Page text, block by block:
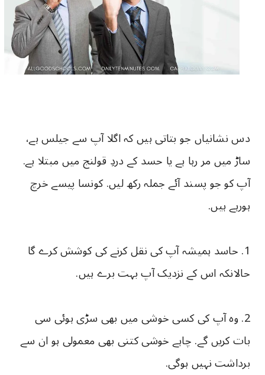
دس نشانیاں جو بتاتی ہیں کہ اگلا آپ سے جیلس ہے،
ساڑ میں مر رہا ہے یا حسد کے دردِ قولنج میں مبتلا ہے.
آپ کو جو پسند آئے جملہ رکھ لیں. کونسا پیسے خرچ
ہورہے ہیں.
1. حاسد ہمیشہ آپ کی نقل کرنے کی کوشش کرے گا
حالانکہ اس کے نزدیک آپ بہت برے ہیں.
2. وہ آپ کی کسی خوشی میں بھی سڑی ہوئی سی
بات کریں گے. چاہے خوشی کتنی بھی معمولی ہو ان سے
برداشت نہیں ہوگی.